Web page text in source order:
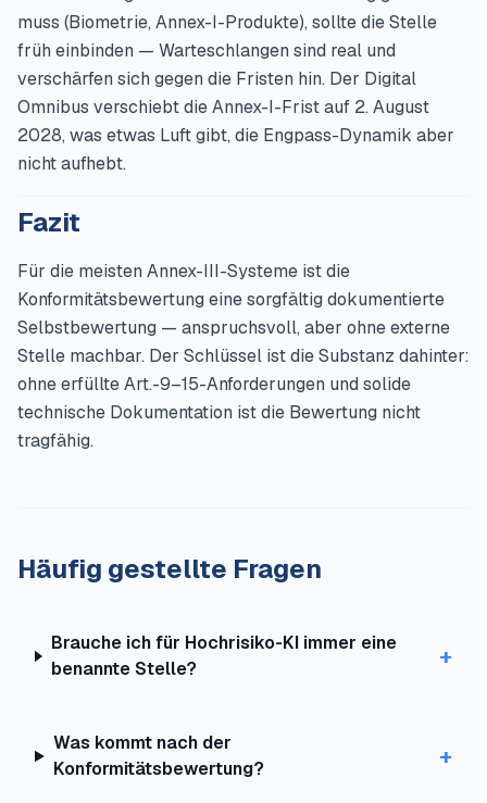
muss (Biometrie, Annex-I-Produkte), sollte die Stelle
früh einbinden — Warteschlangen sind real und
verschärfen sich gegen die Fristen hin. Der Digital
Omnibus verschiebt die Annex-I-Frist auf 2. August
2028, was etwas Luft gibt, die Engpass-Dynamik aber
nicht aufhebt.
Fazit
Für die meisten Annex-III-Systeme ist die
Konformitätsbewertung eine sorgfältig dokumentierte
Selbstbewertung — anspruchsvoll, aber ohne externe
Stelle machbar. Der Schlüssel ist die Substanz dahinter:
ohne erfüllte Art.-9–15-Anforderungen und solide
technische Dokumentation ist die Bewertung nicht
tragfähig.
Häufig gestellte Fragen
Brauche ich für Hochrisiko-KI immer eine
benannte Stelle?
+
Was kommt nach der
Konformitätsbewertung?
+